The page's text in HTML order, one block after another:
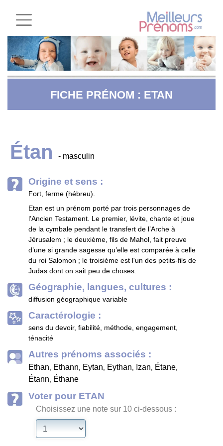
FICHE PRÉNOM : ETAN
Étan - masculin
Origine et sens :
Fort, ferme (hébreu).
Etan est un prénom porté par trois personnages de
l’Ancien Testament. Le premier, lévite, chante et joue
de la cymbale pendant le transfert de l’Arche à
Jérusalem ; le deuxième, fils de Mahol, fait preuve
d’une si grande sagesse qu’elle est comparée à celle
du roi Salomon ; le troisième est l'un des petits-fils de
Judas dont on sait peu de choses.
Géographie, langues, cultures :
diffusion géographique variable
Caractérologie :
sens du devoir, fiabilité, méthode, engagement,
ténacité
Autres prénoms associés :
Ethan, Ethann, Eytan, Eythan, Izan, Étane,
Étann, Éthane
Voter pour ETAN
Choisissez une note sur 10 ci-dessous :